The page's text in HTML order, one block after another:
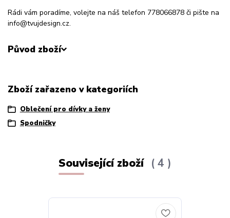
Rádi vám poradíme, volejte na náš telefon 778066878 či pište na
info@tvujdesign.cz.
Původ zboží
Zboží zařazeno v kategoriích
Oblečení pro dívky a ženy
Spodničky
Související zboží 4